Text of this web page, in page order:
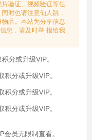
验证、视频验证等任
时也请注意仙人跳，
品。本站为分享信息
息，请及时举 报给我
分或升级VIP。
分或升级VIP。
分或升级VIP。
分或升级VIP。
员无限制查看。